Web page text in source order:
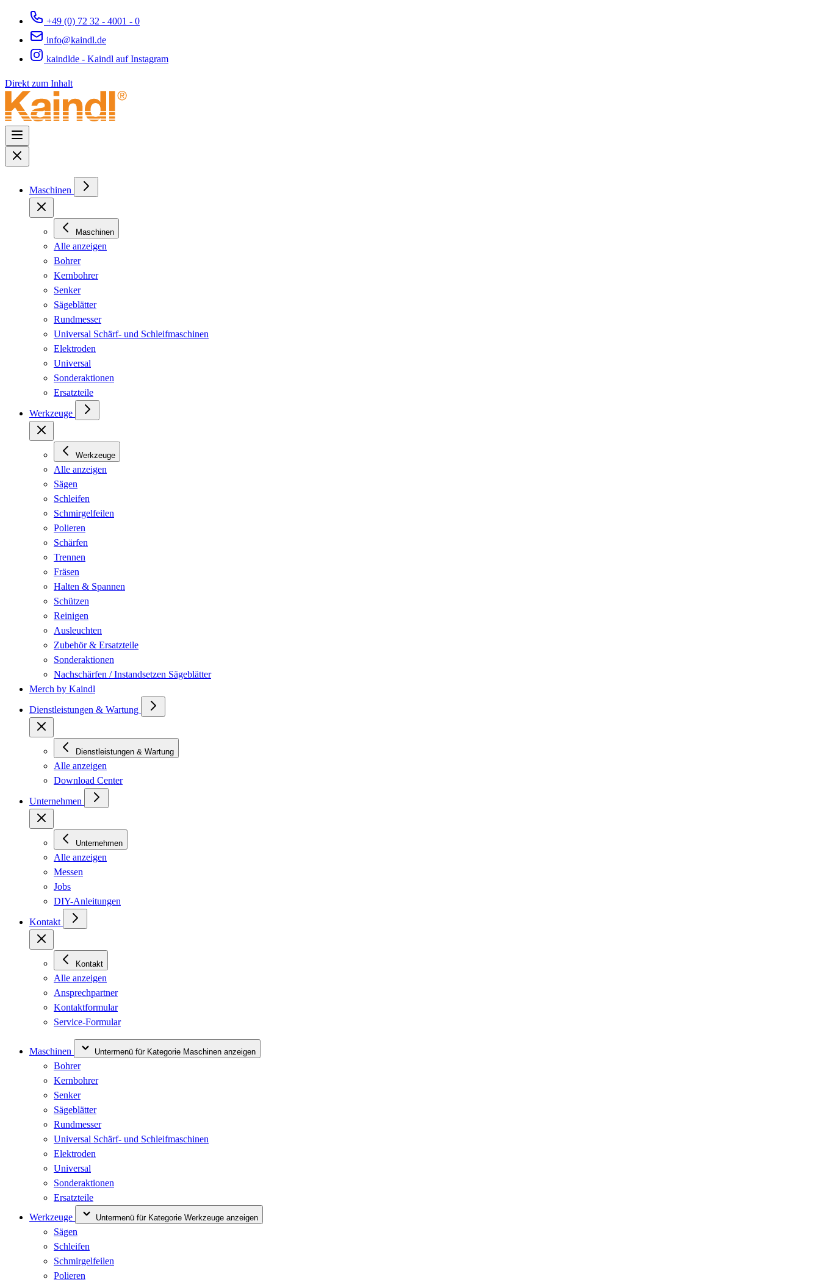
+49 (0) 72 32 - 4001 - 0
info@kaindl.de
kaindlde - Kaindl auf Instagram
Direkt zum Inhalt
Maschinen
Maschinen
Alle anzeigen
Bohrer
Kernbohrer
Senker
Sägeblätter
Rundmesser
Universal Schärf- und Schleifmaschinen
Elektroden
Universal
Sonderaktionen
Ersatzteile
Werkzeuge
Werkzeuge
Alle anzeigen
Sägen
Schleifen
Schmirgelfeilen
Polieren
Schärfen
Trennen
Fräsen
Halten & Spannen
Schützen
Reinigen
Ausleuchten
Zubehör & Ersatzteile
Sonderaktionen
Nachschärfen / Instandsetzen Sägeblätter
Merch by Kaindl
Dienstleistungen & Wartung
Dienstleistungen & Wartung
Alle anzeigen
Download Center
Unternehmen
Unternehmen
Alle anzeigen
Messen
Jobs
DIY-Anleitungen
Kontakt
Kontakt
Alle anzeigen
Ansprechpartner
Kontaktformular
Service-Formular
Maschinen Untermenü für Kategorie Maschinen anzeigen
Bohrer
Kernbohrer
Senker
Sägeblätter
Rundmesser
Universal Schärf- und Schleifmaschinen
Elektroden
Universal
Sonderaktionen
Ersatzteile
Werkzeuge
Untermenü für Kategorie Werkzeuge anzeigen
Sägen
Schleifen
Schmirgelfeilen
Polieren